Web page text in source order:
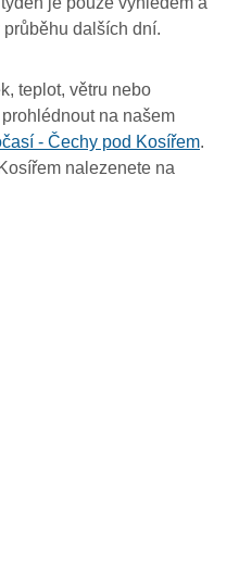
dalších dní.
teplot, větru nebo
na našem
- Čechy pod Kosířem.
nalezenete na